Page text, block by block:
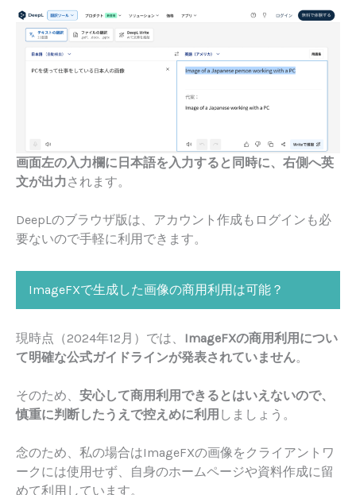
画面左の入力欄に日本語を入力すると同時に、右側へ英
文が出力されます。
DeepLのブラウザ版は、アカウント作成もログインも必
要ないので手軽に利用できます。
ImageFXで生成した画像の商用利用は可能？
現時点（2024年12月）では、 ImageFXの商用利用につい
て明確な公式ガイドラインが発表されていません。
そのため、 安心して商用利用できるとはいえないので、
慎重に判断したうえで控えめに利用 しましょう。
念のため、私の場合はImageFXの画像をクライアントワ
ークには使用せず、自身のホームページや資料作成に留
めて利用しています。